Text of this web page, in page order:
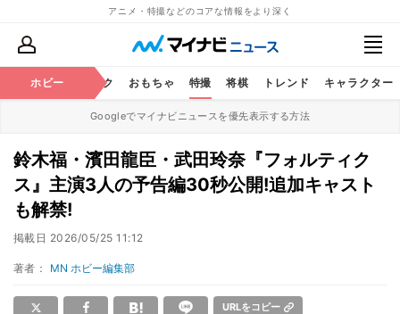
アニメ・特撮などのコアな情報をより深く
ホビー
鉄道 コミック おもちゃ 特撮 将棋 トレンド キャラクター
Googleでマイナビニュースを優先表示する方法
鈴木福・濱田龍臣・武田玲奈『フォルティク
ス』主演3人の予告編30秒公開!追加キャスト
も解禁!
掲載日 2026/05/25 11:12
著者： MN ホビー編集部
URLをコピー